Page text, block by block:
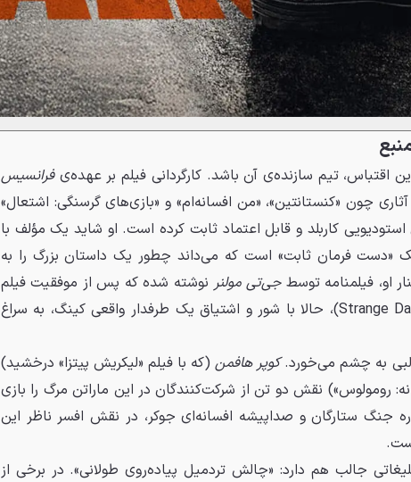
اقتباس، تیم سازنده‌ی آن باشد. کارگردانی فیلم بر عهده‌یفرانسیس
چون «کنستانتین»، «من افسانه‌ام» و «بازی‌های گرسنگی: اشتعال»
استودیویی کاربلد و قابل اعتماد ثابت کرده است. او شاید یک مؤلف با
«دست فرمان ثابت» است که می‌داند چطور یک داستان بزرگ را به
او، فیلمنامه توسطجی‌تی مولنر نوشته شده که پس از موفقیت فیلم
مستقل «عزیز عجیب» (Strange Darling)، حالا با شور و اشتیاق یک طرفدار واقعی کینگ، به سراغ
به چشم می‌خورد.کوپر هافمن(که با فیلم «لیکریش پیتزا» درخشید)
رومولوس») نقش دو تن از شرکت‌کنندگان در این ماراتن مرگ را بازی
جنگ ستارگان و صداپیشه افسانه‌ای جوکر، در نقش افسر ناظر این
جالب هم دارد: «چالش تردمیل پیاده‌روی طولانی». در برخی از